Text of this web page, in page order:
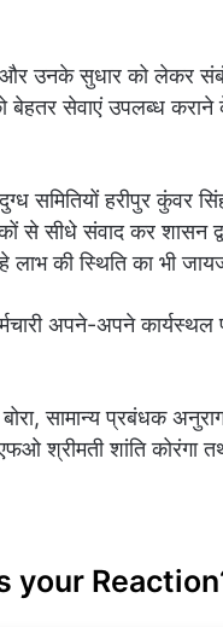
उनके सुधार को लेकर
सेवाएं उपलब्ध कराने
समितियों हरीपुर कुंवर
से सीधे संवाद कर शासन
लाभ की स्थिति का भी
अपने-अपने
सामान्य प्रबंधक
श्रीमती शांति कोरंगा
your